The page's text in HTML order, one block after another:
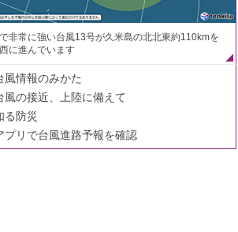
非常に強い台風13号が久米島の北北東約110kmを
に進んでいます
風情報のみかた
風の接近、上陸に備えて
る防災
プリで台風進路予報を確認